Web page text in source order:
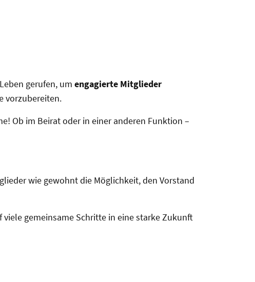
gerufen, um engagierte Mitglieder
vorzubereiten.
Ob im Beirat oder in einer anderen Funktion –
wie gewohnt die Möglichkeit, den Vorstand
viele gemeinsame Schritte in eine starke Zukunft